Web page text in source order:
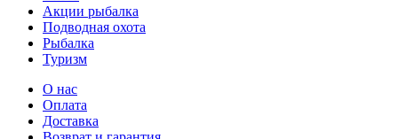
Акции рыбалка
Подводная охота
Рыбалка
Туризм
О нас
Оплата
Доставка